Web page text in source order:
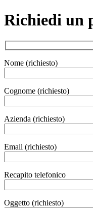
Richiedi un
Nome (richiesto)
Cognome (richiesto)
Azienda (richiesto)
Email (richiesto)
Recapito telefonico
Oggetto (richiesto)